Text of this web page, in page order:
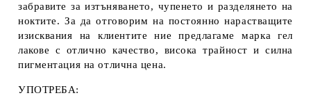
забравите за изтъняването, чупенето и разделянето на
ноктите. За да отговорим на постоянно нарастващите
изисквания на клиентите ние предлагаме марка гел
лакове с отлично качество, висока трайност и силна
пигментация на отлична цена.
УПОТРЕБА: